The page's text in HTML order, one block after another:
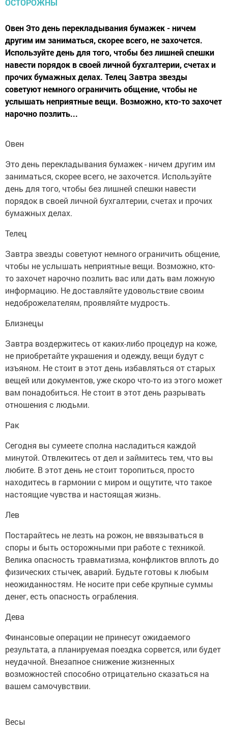
Овен Это день перекладывания бумажек - ничем
другим им заниматься, скорее всего, не захочется.
Используйте день для того, чтобы без лишней спешки
навести порядок в своей личной бухгалтерии, счетах и
прочих бумажных делах. Телец Завтра звезды
советуют немного ограничить общение, чтобы не
услышать неприятные вещи. Возможно, кто-то захочет
нарочно позлить...
Овен
Это день перекладывания бумажек - ничем другим им
заниматься, скорее всего, не захочется. Используйте
день для того, чтобы без лишней спешки навести
порядок в своей личной бухгалтерии, счетах и прочих
бумажных делах.
Телец
Завтра звезды советуют немного ограничить общение,
чтобы не услышать неприятные вещи. Возможно, кто-
то захочет нарочно позлить вас или дать вам ложную
информацию. Не доставляйте удовольствие своим
недоброжелателям, проявляйте мудрость.
Близнецы
Завтра воздержитесь от каких-либо процедур на коже,
не приобретайте украшения и одежду, вещи будут с
изъяном. Не стоит в этот день избавляться от старых
вещей или документов, уже скоро что-то из этого может
вам понадобиться. Не стоит в этот день разрывать
отношения с людьми.
Рак
Сегодня вы сумеете сполна насладиться каждой
минутой. Отвлекитесь от дел и займитесь тем, что вы
любите. В этот день не стоит торопиться, просто
находитесь в гармонии с миром и ощутите, что такое
настоящие чувства и настоящая жизнь.
Лев
Постарайтесь не лезть на рожон, не ввязываться в
споры и быть осторожными при работе с техникой.
Велика опасность травматизма, конфликтов вплоть до
физических стычек, аварий. Будьте готовы к любым
неожиданностям. Не носите при себе крупные суммы
денег, есть опасность ограбления.
Дева
Финансовые операции не принесут ожидаемого
результата, а планируемая поездка сорвется, или будет
неудачной. Внезапное снижение жизненных
возможностей способно отрицательно сказаться на
вашем самочувствии.
Весы